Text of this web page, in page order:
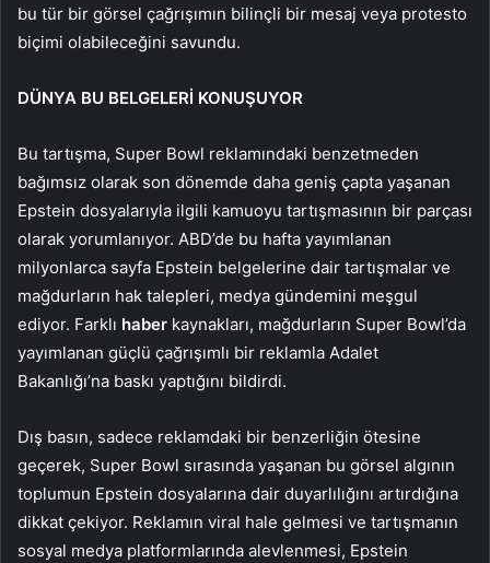
bu tür bir görsel çağrışımın bilinçli bir mesaj veya protesto
biçimi olabileceğini savundu.
DÜNYA BU BELGELERİ KONUŞUYOR
Bu tartışma, Super Bowl reklamındaki benzetmeden
bağımsız olarak son dönemde daha geniş çapta yaşanan
Epstein dosyalarıyla ilgili kamuoyu tartışmasının bir parçası
olarak yorumlanıyor. ABD’de bu hafta yayımlanan
milyonlarca sayfa Epstein belgelerine dair tartışmalar ve
mağdurların hak talepleri, medya gündemini meşgul
ediyor. Farklı haber kaynakları, mağdurların Super Bowl’da
yayımlanan güçlü çağrışımlı bir reklamla Adalet
Bakanlığı’na baskı yaptığını bildirdi.
Dış basın, sadece reklamdaki bir benzerliğin ötesine
geçerek, Super Bowl sırasında yaşanan bu görsel algının
toplumun Epstein dosyalarına dair duyarlılığını artırdığına
dikkat çekiyor. Reklamın viral hale gelmesi ve tartışmanın
sosyal medya platformlarında alevlenmesi, Epstein